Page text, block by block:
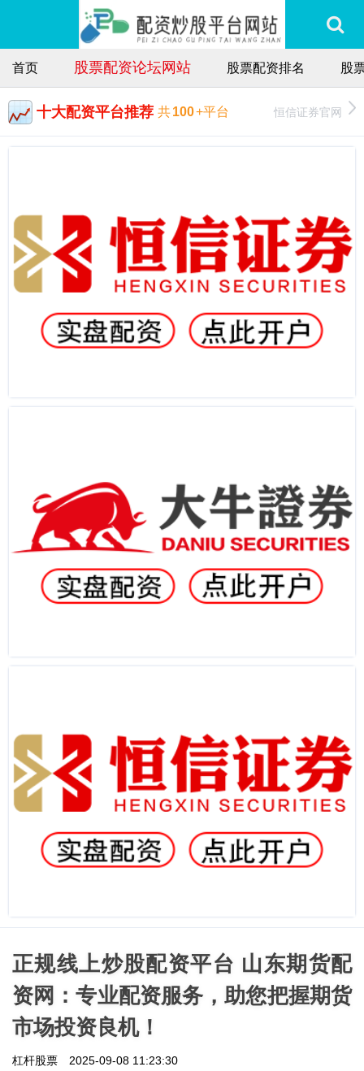
首页 股票配资论坛网站 股票配资排名 股
十大配资平台推荐 共100+平台 恒信证券官网
正规线上炒股配资平台 山东期货配
资网：专业配资服务，助您把握期货
市场投资良机！
杠杆股票 2025-09-08 11:23:30